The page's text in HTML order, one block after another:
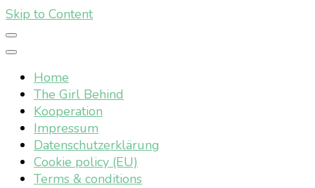
Skip to Content
Home
The Girl Behind
Kooperation
Impressum
Datenschutzerklärung
Cookie policy (EU)
Terms & conditions